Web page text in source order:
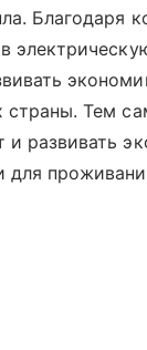
Благодаря
страны. Тем
и развивать
для